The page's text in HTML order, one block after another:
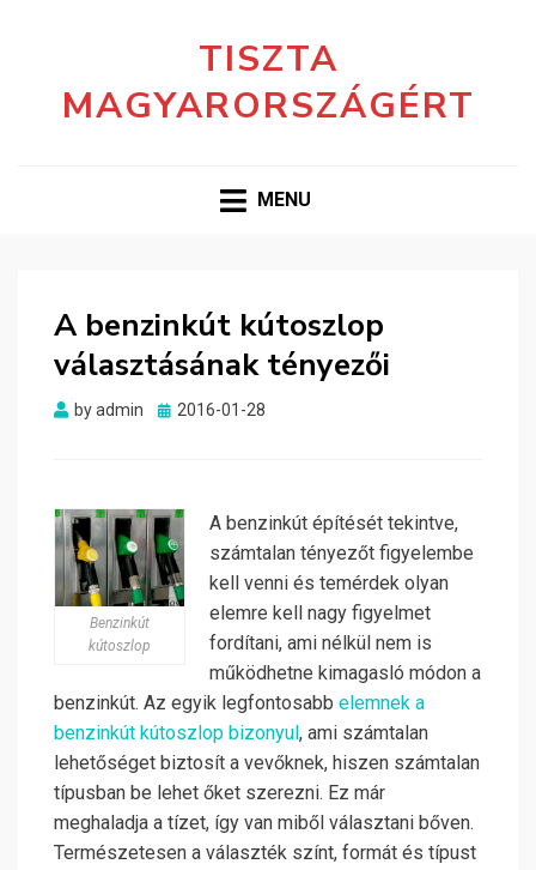
TISZTA
MAGYARORSZÁGÉRT
MENU
A benzinkút kútoszlop
választásának tényezői
byadmin
Posted
2016-01-28
Benzinkút
kútoszlop
A benzinkút építését tekintve,
számtalan tényezőt figyelembe
kell venni és temérdek olyan
elemre kell nagy figyelmet
fordítani, ami nélkül nem is
működhetne kimagasló módon a
benzinkút. Az egyik legfontosabb elemnek a
benzinkút kútoszlop bizonyul , ami számtalan
lehetőséget biztosít a vevőknek, hiszen számtalan
típusban be lehet őket szerezni. Ez már
meghaladja a tízet, így van miből választani bőven.
Természetesen a választék színt, formát és típust